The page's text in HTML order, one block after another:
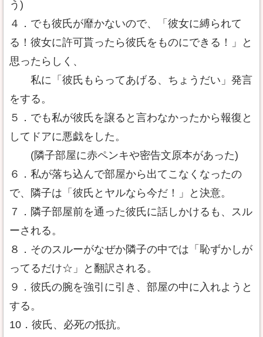
う)
４．でも彼氏が靡かないので、「彼女に縛られて
る！彼女に許可貰ったら彼氏をものにできる！」と
思ったらしく、
私に「彼氏もらってあげる、ちょうだい」発言
をする。
５．でも私が彼氏を譲ると言わなかったから報復と
してドアに悪戯をした。
(隣子部屋に赤ペンキや密告文原本があった)
６．私が落ち込んで部屋から出てこなくなったの
で、隣子は「彼氏とヤルなら今だ！」と決意。
７．隣子部屋前を通った彼氏に話しかけるも、スル
ーされる。
８．そのスルーがなぜか隣子の中では「恥ずかしが
ってるだけ☆」と翻訳される。
９．彼氏の腕を強引に引き、部屋の中に入れようと
する。
10．彼氏、必死の抵抗。